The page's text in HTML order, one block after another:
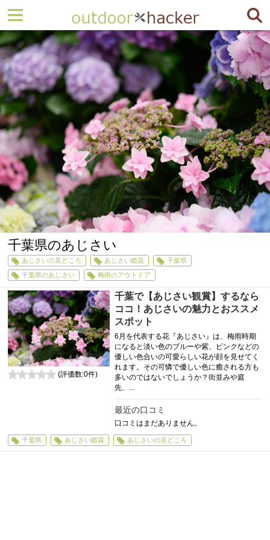
千葉県のあじさい
あじさいの見どころ あじさい鑑賞
千葉県
千葉県のあじさい
梅雨のアウトドア
千葉で【あじさい観賞】するなら
ココ！あじさいの魅力とおススメ
スポット
6月を代表する花『あじさい』は、梅雨時期
になると淡い色のブルーや紫、ピンクなどの
優しい色合いの可愛らしい花が顔を見せてく
れます。その可憐で優しい色に癒される方も
多いのではないでしょうか？街並みや庭
先、...
最近の口コミ
口コミはまだありません。
(評価数:0件)
千葉県 あじさい鑑賞 あじさいの見どころ